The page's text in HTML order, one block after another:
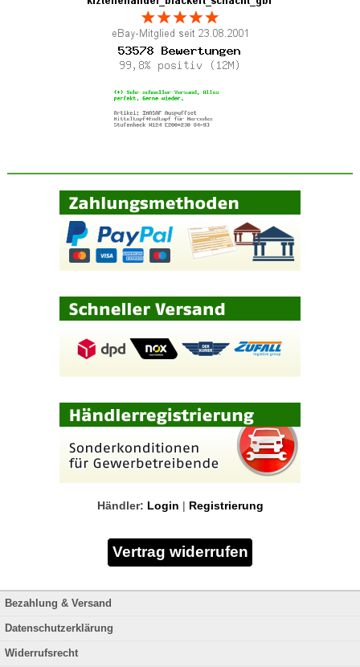
Händler: Login | Registrierung
Bezahlung & Versand
Datenschutzerklärung
Widerrufsrecht